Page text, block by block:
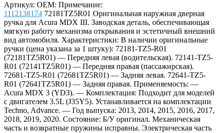
Артикул: OEM: Примечание:
1112138174 72181TZ5R01 Оригинальная наружная дверная
ручка для Acura MDX III. Заводская деталь, обеспечивающая
мягкую работу механизма открывания и эстетичный внешний
вид автомобиля. Характеристики: В наличии оригинальные
ручки (цена указана за 1 штуку): 72181-TZ5-R01
(72181TZ5R01) — Передняя левая (водительская). 72141-TZ5-
R01 (72141TZ5R01) — Передняя правая (пассажирская).
72681-TZ5-R01 (72681TZ5R01) — Задняя левая. 72641-TZ5-
R01 (72641TZ5R01) — Задняя правая. Применяемость: —
Acura MDX 3 (YD3). — Комплектация: Подходит для моделей
с двигателем 3.5L (J35Y5). Устанавливается на комплектации
Techno, Advance. — Год выпуска: 2013, 2014, 2015, 2016, 2017,
2018, 2019, 2020. Состояние: Б/У оригинал. Механическая
часть и возвратные пружины исправны. Электрическая часть